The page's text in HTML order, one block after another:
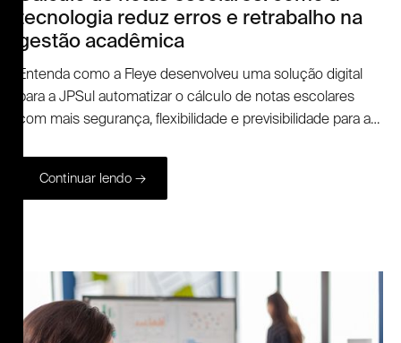
tecnologia reduz erros e retrabalho na
gestão acadêmica
Entenda como a Fleye desenvolveu uma solução digital
para a JPSul automatizar o cálculo de notas escolares
com mais segurança, flexibilidade e previsibilidade para a
Continuar lendo →